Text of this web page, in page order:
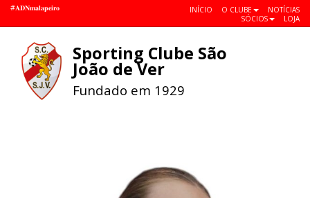
#𝐀𝐃𝐍𝐦𝐚𝐥𝐚𝐩𝐞𝐢𝐫𝐨 INÍCIO O CLUBE
NOTÍCIAS
SÓCIOS
LOJA
Sporting Clube São
João de Ver
Fundado em 1929